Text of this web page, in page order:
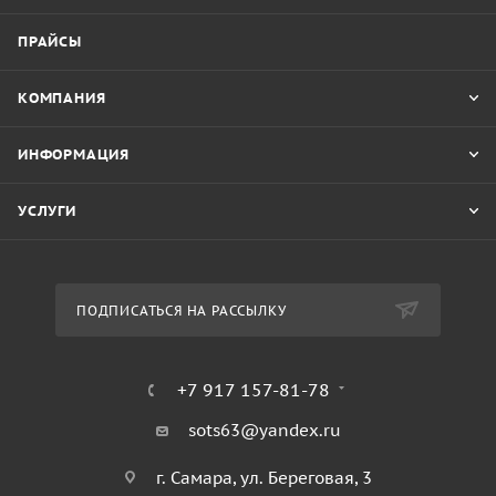
ПРАЙСЫ
КОМПАНИЯ
ИНФОРМАЦИЯ
УСЛУГИ
ПОДПИСАТЬСЯ НА РАССЫЛКУ
+7 917 157-81-78
sots63@yandex.ru
г. Самара, ул. Береговая, 3